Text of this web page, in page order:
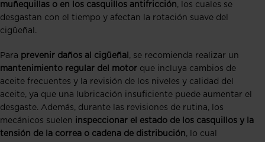
muñequillas o en los casquillos antifricción, los cuales se
desgastan con el tiempo y afectan la rotación suave del
cigüeñal.
Para prevenir daños al cigüeñal , se recomienda realizar un
mantenimiento regular del motor que incluya cambios de
aceite frecuentes y la revisión de los niveles y calidad del
aceite, ya que una lubricación insuficiente puede aumentar el
desgaste. Además, durante las revisiones de rutina, los
mecánicos suelen inspeccionar el estado de los casquillos y la
tensión de la correa o cadena de distribución, lo cual